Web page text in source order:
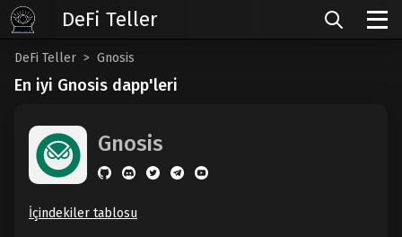
DeFi Teller Gnosis
En iyi Gnosis dapp'leri
Gnosis
İçindekiler tablosu
DeFi Teller